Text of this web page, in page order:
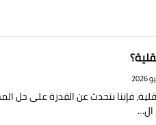
فإننا نتحدث عن القدرة على حل
ال…